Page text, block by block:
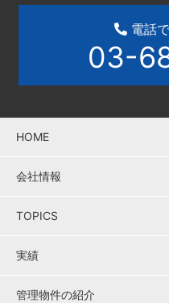
電話
03-
HOME
会社情報
TOPICS
実績
管理物件の紹介